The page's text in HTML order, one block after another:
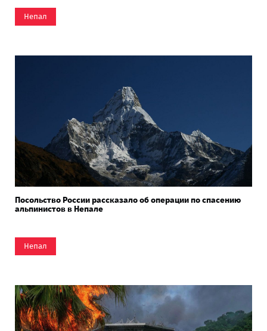
Непал
Посольство России рассказало об операции по спасению
альпинистов в Непале
Непал